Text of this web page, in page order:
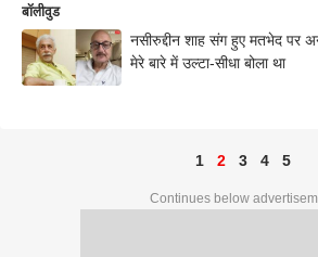
बॉलीवुड
नसीरुद्दीन शाह संग हुए मतभेद पर
मेरे बारे में उल्टा-सीधा बोला था
1 2 3 4 5
Continues below